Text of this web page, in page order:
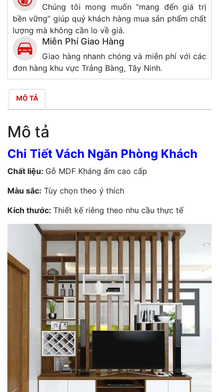
Chúng tôi mong muốn “mang đến giá trị
bền vững” giúp quý khách hàng mua sản phẩm chất
lượng mà không cần lo về giá.
Miễn Phí Giao Hàng
Giao hàng nhanh chóng và miễn phí với các
đơn hàng khu vực Trảng Bàng, Tây Ninh.
MÔ TẢ
Mô tả
Chi Tiết Vách Ngăn Phòng Khách
Chất liệu: Gỗ MDF Kháng ẩm cao cấp
Màu sắc: Tùy chọn theo ý thích
Kích thước: Thiết kế riêng theo nhu cầu thực tế